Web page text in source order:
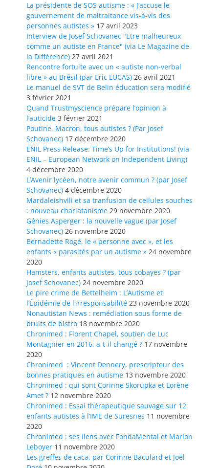
La présidente de SOS autisme : « J’accuse le
gouvernement de maltraitance vis-à-vis des
personnes autistes » 17 avril 2023
Interview de Josef Schovanec "Etre malheureux
comme un autiste en France" (via Le Magazine de
la Différence) 27 avril 2021
Rencontre fortuite avec un « autiste non-verbal
libre » au Brésil (par Eric LUCAS) 26 avril 2021
Le manuel de SVT de Belin éducation sera modifié
3 février 2021
Quand Trustmyscience prépare l’opinion à
l’auticide 3 février 2021
Poutine, Macron, tous autistes ? (Par Josef
Schovanec) 17 décembre 2020
ENIL Press Release: Time’s Up for Institutions! (via
ENIL – European Network on Independent Living)
4 décembre 2020
L’Avenir lycéen, notre avenir commun ? (par Josef
Schovanec) 4 décembre 2020
Mardaleishvili et sa tranfusion de cellules souches
: nouveau charlatanisme 29 novembre 2020
Génies Asperger : la nouvelle vague (par Josef
Schovanec) 26 novembre 2020
Bernadette Rogé, le « personne avec », et les
enfants « parasités par un autisme » 24 novembre
2020
Hamsters, enfants autistes, tous cobayes ? (par
Josef Schovanec) 24 novembre 2020
Le pire crime de Bettelheim : L’Autisme et
l’Épidémie de l’irresponsabilité 23 novembre 2020
Nonautistan News : remédiation sous forme de
bruits de bistro 18 novembre 2020
Chronimed : Florent Chapel, soutien de Luc
Montagnier en 2016, a-t-il changé ? 17 novembre
2020
Chronimed : Vincent Dennery, prescripteur des
bonnes pratiques en autisme 13 novembre 2020
Chronimed : qui sont Corinne Skorupka et Lorène
Amet ? 12 novembre 2020
Chronimed : Essai thérapeutique sauvage sur 12
enfants autistes à l’IME de Suresnes 11 novembre
2020
Chronimed : ses liens avec FondaMental et Marion
Leboyer 11 novembre 2020
Les greffes de caca, par Corinne Baculard et Joël